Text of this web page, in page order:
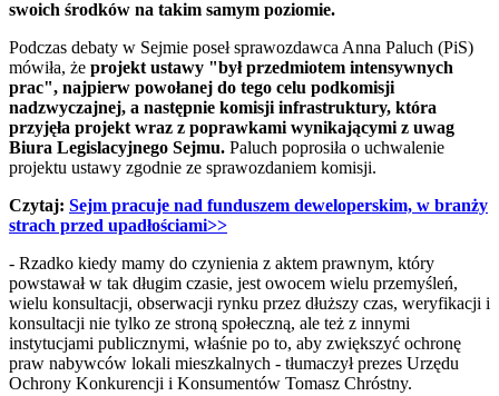
swoich środków na takim samym poziomie.
Podczas debaty w Sejmie poseł sprawozdawca Anna Paluch (PiS)
mówiła, że projekt ustawy "był przedmiotem intensywnych
prac", najpierw powołanej do tego celu podkomisji
nadzwyczajnej, a następnie komisji infrastruktury, która
przyjęła projekt wraz z poprawkami wynikającymi z uwag
Biura Legislacyjnego Sejmu. Paluch poprosiła o uchwalenie
projektu ustawy zgodnie ze sprawozdaniem komisji.
Czytaj: Sejm pracuje nad funduszem deweloperskim, w branży
strach przed upadłościami>>
- Rzadko kiedy mamy do czynienia z aktem prawnym, który
powstawał w tak długim czasie, jest owocem wielu przemyśleń,
wielu konsultacji, obserwacji rynku przez dłuższy czas, weryfikacji i
konsultacji nie tylko ze stroną społeczną, ale też z innymi
instytucjami publicznymi, właśnie po to, aby zwiększyć ochronę
praw nabywców lokali mieszkalnych - tłumaczył prezes Urzędu
Ochrony Konkurencji i Konsumentów Tomasz Chróstny.